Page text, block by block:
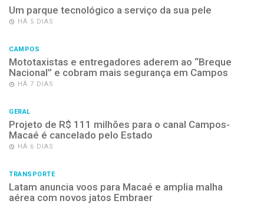
Um parque tecnológico a serviço da sua pele
HÁ 5 DIAS
CAMPOS
Mototaxistas e entregadores aderem ao “Breque
Nacional” e cobram mais segurança em Campos
HÁ 7 DIAS
GERAL
Projeto de R$ 111 milhões para o canal Campos-
Macaé é cancelado pelo Estado
HÁ 6 DIAS
TRANSPORTE
Latam anuncia voos para Macaé e amplia malha
aérea com novos jatos Embraer